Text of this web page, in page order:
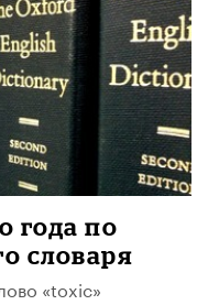
года по
словаря
«toxic»